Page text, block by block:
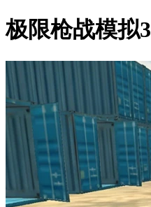
极限枪战模拟3